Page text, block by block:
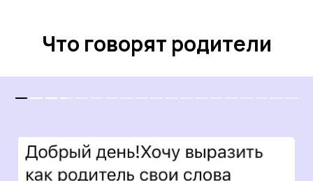
Что говорят родители